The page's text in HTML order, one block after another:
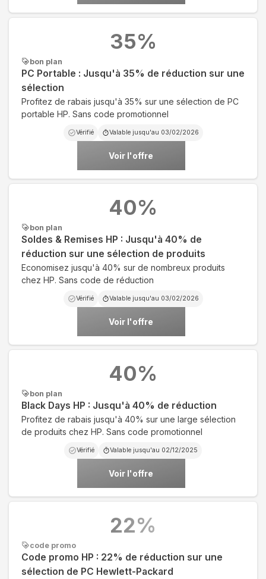
bon plan
PC Portable : Jusqu'à 35% de réduction sur une
sélection
Profitez de rabais jusqu'à 35% sur une sélection de PC
portable HP. Sans code promotionnel
Vérifié Valable jusqu'au 03/02/2026
Voir l'offre
35%
bon plan
Soldes & Remises HP : Jusqu'à 40% de
réduction sur une sélection de produits
Economisez jusqu'à 40% sur de nombreux produits
chez HP. Sans code de réduction
Vérifié Valable jusqu'au 03/02/2026
Voir l'offre
40%
bon plan
Black Days HP : Jusqu'à 40% de réduction
Profitez de rabais jusqu'à 40% sur une large sélection
de produits chez HP. Sans code promotionnel
Vérifié Valable jusqu'au 02/12/2025
Voir l'offre
40%
code promo
Code promo HP : 22% de réduction sur une
sélection de PC Hewlett-Packard
22%